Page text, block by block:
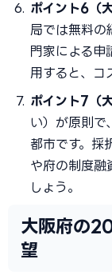
ポイント6（
局では無料の
門家による申
用すると、コ
ポイント7（
い）が原則で
都市です。採
や府の制度融
しょう。
大阪府の
望